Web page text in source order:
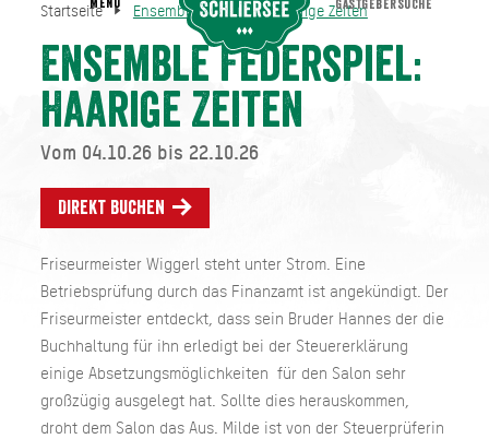
Startseite Ensemble Federspiel: Haarige Zeiten
Ensemble Federspiel:
Haarige Zeiten
Vom 04.10.26 bis 22.10.26
Direkt buchen
Friseurmeister Wiggerl steht unter Strom. Eine
Betriebsprüfung durch das Finanzamt ist angekündigt. Der
Friseurmeister entdeckt, dass sein Bruder Hannes der die
Buchhaltung für ihn erledigt bei der Steuererklärung
einige Absetzungsmöglichkeiten für den Salon sehr
großzügig ausgelegt hat. Sollte dies herauskommen,
droht dem Salon das Aus. Milde ist von der Steuerprüferin
Startseite Ensemble Federspiel: Haarige Zeiten
MENU GASTGEBERSUCHE